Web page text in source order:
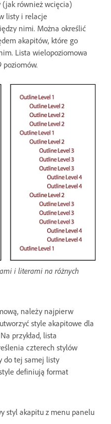
również wcięcia)
listy i relacje
nimi. Można określić
akapitów, które go
Lista wielopoziomowa
poziomów.
i literami na różnych
należy najpierw
style akapitowe dla
przykład, lista
czterech stylów
do tej samej listy
definiują format
styl akapitu z menu panelu